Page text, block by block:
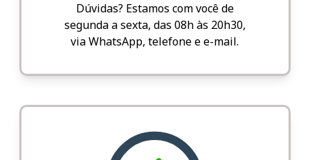
Dúvidas? Estamos com você de
segunda a sexta, das 08h às 20h30,
via WhatsApp, telefone e e-mail.